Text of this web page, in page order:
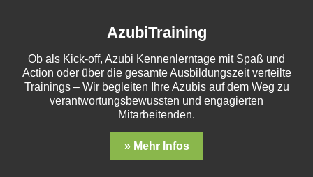
AzubiTraining
Ob als Kick-off, Azubi Kennenlerntage mit Spaß und
Action oder über die gesamte Ausbildungszeit verteilte
Trainings – Wir begleiten Ihre Azubis auf dem Weg zu
verantwortungsbewussten und engagierten
Mitarbeitenden.
» Mehr Infos